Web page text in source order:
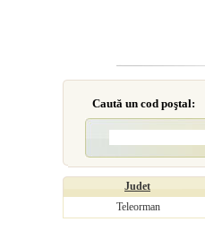
Caută un cod poştal:
Judet
Teleorman